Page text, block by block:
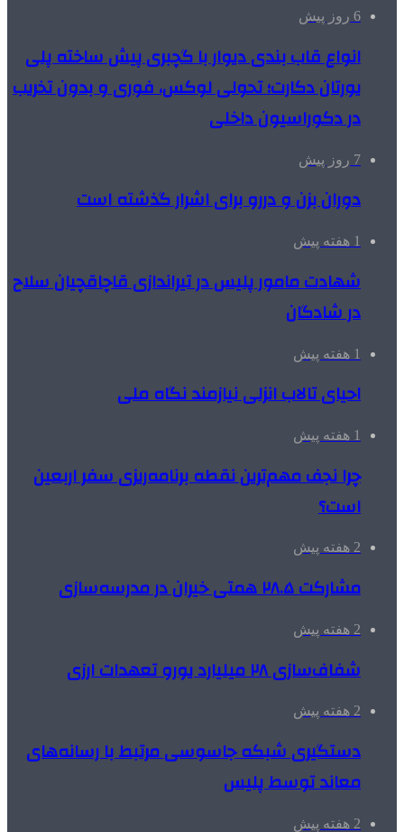
6 روز پیش
انواع قاب بندی دیوار با گچبری پیش ساخته پلی
یورتان دکارت؛ تحولی لوکس، فوری و بدون تخریب
در دکوراسیون داخلی
7 روز پیش
دوران بزن و دررو برای اشرار گذشته است
1 هفته پیش
شهادت مامور پلیس در تیراندازی قاچاقچیان سلاح
در شادگان
1 هفته پیش
احیای تالاب انزلی نیازمند نگاه ملی
1 هفته پیش
چرا نجف مهم‌ترین نقطه برنامه‌ریزی سفر اربعین
است؟
2 هفته پیش
مشارکت ۲۸.۵ همتی خیران در مدرسه‌سازی
2 هفته پیش
شفاف‌سازی ۲۸ میلیارد یورو تعهدات ارزی
2 هفته پیش
دستگیری شبکه جاسوسی مرتبط با رسانه‌های
معاند توسط پلیس
2 هفته پیش